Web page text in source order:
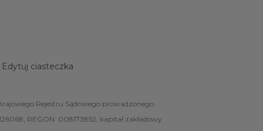
Edytuj ciasteczka
Rejestru Sądowego prowadzonego
REGON: 008173852, kapitał zakładowy